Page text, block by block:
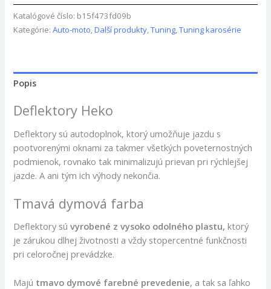
Katalógové číslo: b15f473fd09b
Kategórie:Auto-moto,Další produkty,Tuning,Tuning karosérie
Popis
Deflektory Heko
Deflektory sú autodoplnok, ktorý umožňuje jazdu s
pootvorenými oknami za takmer všetkých poveternostných
podmienok, rovnako tak minimalizujú prievan pri rýchlejšej
jazde. A ani tým ich výhody nekončia.
Tmavá dymová farba
Deflektory súvyrobené z vysoko odolného plastu, ktorý
je zárukou dlhej životnosti a vždy stopercentné funkčnosti
pri celoročnej prevádzke.
Majú tmavo dymové farebné prevedenie, a tak sa ľahko